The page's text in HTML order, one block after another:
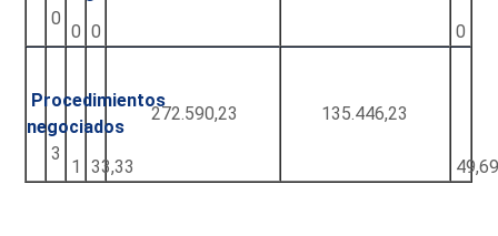
0
0 0 0
Procedimientos
negociados
3
1 33,33
272.590,23 135.446,23